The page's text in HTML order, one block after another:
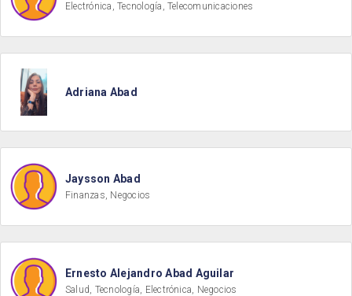
Electrónica, Tecnología, Telecomunicaciones
Adriana Abad
Jaysson Abad
Finanzas, Negocios
Ernesto Alejandro Abad Aguilar
Salud, Tecnología, Electrónica, Negocios